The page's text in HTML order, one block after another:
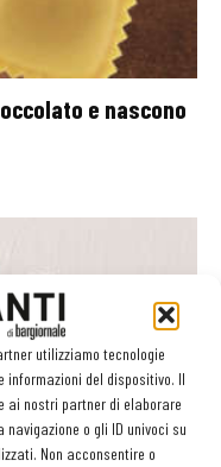
utilizziamo tecnologie
informazioni del dispositivo. Il
ai nostri partner di elaborare
o gli ID univoci su
Non acconsentire o
e nascono